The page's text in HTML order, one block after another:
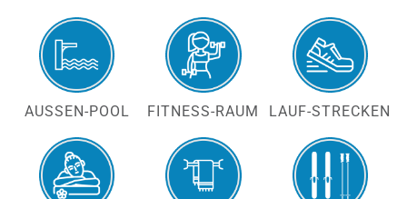
AUSSEN-POOL FITNESS-RAUM LAUF-STRECKEN